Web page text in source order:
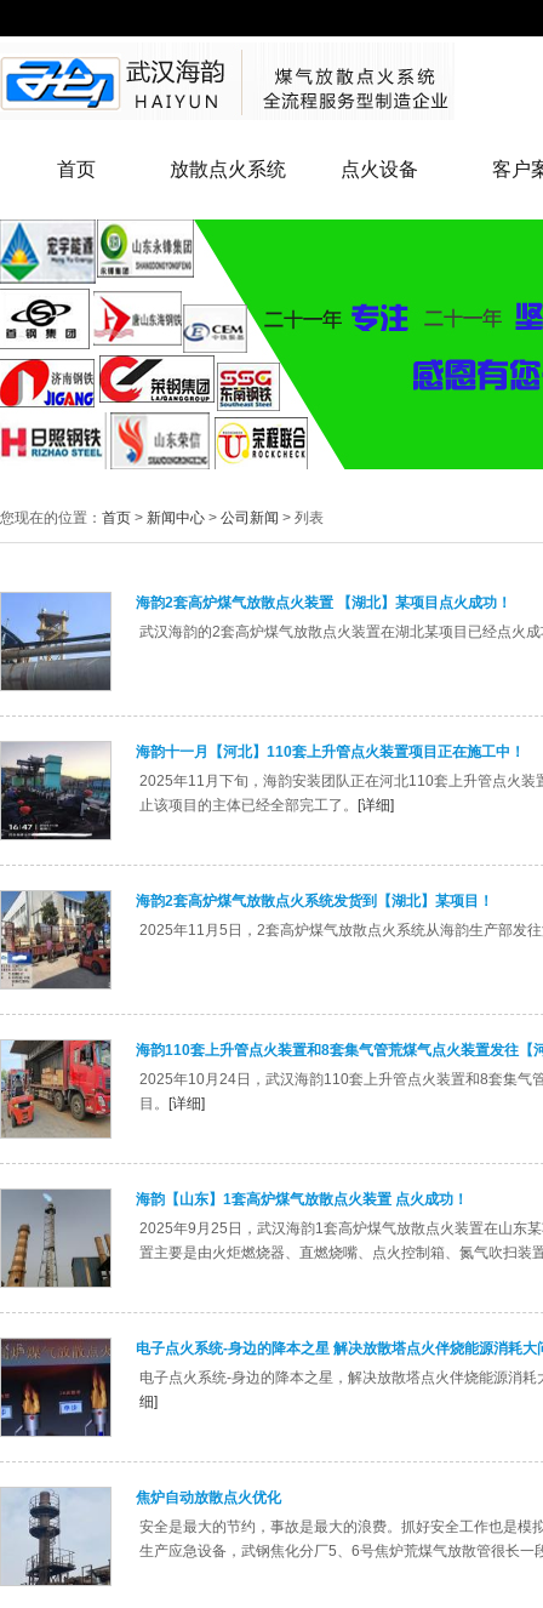
首页 放散点火系统 点火设备 客户
您现在的位置： 首页 > 新闻中心 > 公司新闻 > 列表
海韵2套高炉煤气放散点火装置 【湖北】某项目点火成功！
武汉海韵的2套高炉煤气放散点火装置在湖北某项目已经点火
海韵十一月【河北】110套上升管点火装置项目正在施工中！
2025年11月下旬，海韵安装团队正在河北110套上升管点火
止该项目的主体已经全部完工了。
[详细]
海韵2套高炉煤气放散点火系统发货到【湖北】某项目！
2025年11月5日，2套高炉煤气放散点火系统从海韵生产部发
海韵110套上升管点火装置和8套集气管荒煤气点火装置发往【
2025年10月24日，武汉海韵110套上升管点火装置和8套集气
目。
[详细]
海韵【山东】1套高炉煤气放散点火装置 点火成功！
2025年9月25日，武汉海韵1套高炉煤气放散点火装置在山东
置主要是由火炬燃烧器、直燃烧嘴、点火控制箱、氮气吹扫装
电子点火系统-身边的降本之星 解决放散塔点火伴烧能源消耗大
电子点火系统-身边的降本之星，解决放散塔点火伴烧能源消
细]
焦炉自动放散点火优化
安全是最大的节约，事故是最大的浪费。抓好安全工作也是
生产应急设备，武钢焦化分厂5、6号焦炉荒煤气放散管很长